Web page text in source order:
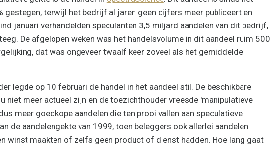
gestegen, terwijl het bedrijf al jaren geen cijfers meer publiceert en
januari verhandelden speculanten 3,5 miljard aandelen van dit bedrijf,
De afgelopen weken was het handelsvolume in dit aandeel ruim 500
dat was ongeveer twaalf keer zoveel als het gemiddelde
legde op 10 februari de handel in het aandeel stil. De beschikbare
niet meer actueel zijn en de toezichthouder vreesde 'manipulatieve
meer goedkope aandelen die ten prooi vallen aan speculatieve
de aandelengekte van 1999, toen beleggers ook allerlei aandelen
winst maakten of zelfs geen product of dienst hadden. Hoe lang gaat